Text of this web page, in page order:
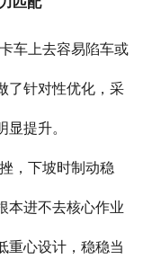
车上去容易陷车或
了针对性优化，采
提升。
，下坡时制动稳
本进不去核心作业
重心设计，稳稳当